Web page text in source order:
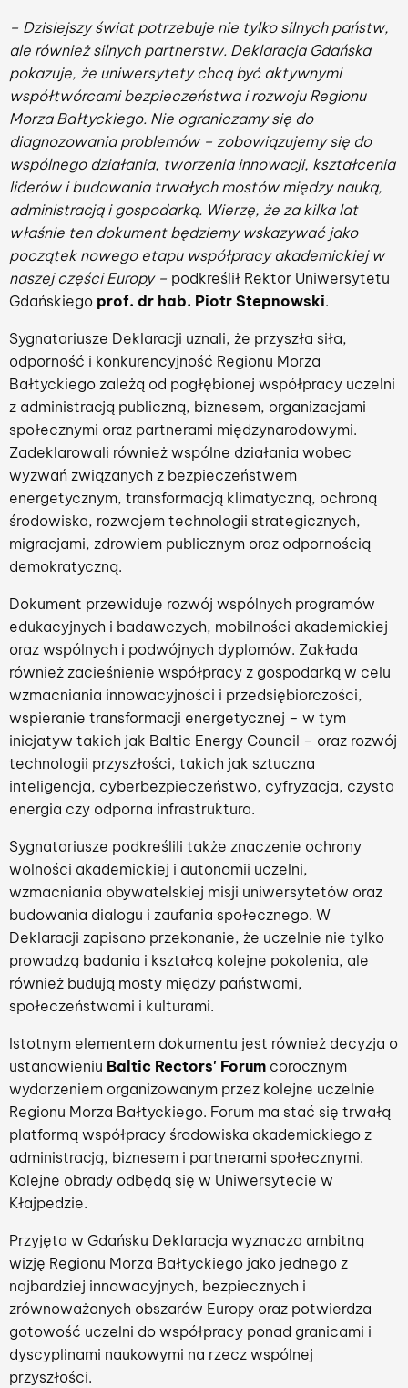
– Dzisiejszy świat potrzebuje nie tylko silnych państw,
ale również silnych partnerstw. Deklaracja Gdańska
pokazuje, że uniwersytety chcą być aktywnymi
współtwórcami bezpieczeństwa i rozwoju Regionu
Morza Bałtyckiego. Nie ograniczamy się do
diagnozowania problemów – zobowiązujemy się do
wspólnego działania, tworzenia innowacji, kształcenia
liderów i budowania trwałych mostów między nauką,
administracją i gospodarką. Wierzę, że za kilka lat
właśnie ten dokument będziemy wskazywać jako
początek nowego etapu współpracy akademickiej w
naszej części Europy – podkreślił Rektor Uniwersytetu
Gdańskiego prof. dr hab. Piotr Stepnowski.
Sygnatariusze Deklaracji uznali, że przyszła siła,
odporność i konkurencyjność Regionu Morza
Bałtyckiego zależą od pogłębionej współpracy uczelni
z administracją publiczną, biznesem, organizacjami
społecznymi oraz partnerami międzynarodowymi.
Zadeklarowali również wspólne działania wobec
wyzwań związanych z bezpieczeństwem
energetycznym, transformacją klimatyczną, ochroną
środowiska, rozwojem technologii strategicznych,
migracjami, zdrowiem publicznym oraz odpornością
demokratyczną.
Dokument przewiduje rozwój wspólnych programów
edukacyjnych i badawczych, mobilności akademickiej
oraz wspólnych i podwójnych dyplomów. Zakłada
również zacieśnienie współpracy z gospodarką w celu
wzmacniania innowacyjności i przedsiębiorczości,
wspieranie transformacji energetycznej – w tym
inicjatyw takich jak Baltic Energy Council – oraz rozwój
technologii przyszłości, takich jak sztuczna
inteligencja, cyberbezpieczeństwo, cyfryzacja, czysta
energia czy odporna infrastruktura.
Sygnatariusze podkreślili także znaczenie ochrony
wolności akademickiej i autonomii uczelni,
wzmacniania obywatelskiej misji uniwersytetów oraz
budowania dialogu i zaufania społecznego. W
Deklaracji zapisano przekonanie, że uczelnie nie tylko
prowadzą badania i kształcą kolejne pokolenia, ale
również budują mosty między państwami,
społeczeństwami i kulturami.
Istotnym elementem dokumentu jest również decyzja o
ustanowieniu Baltic Rectors' Forum corocznym
wydarzeniem organizowanym przez kolejne uczelnie
Regionu Morza Bałtyckiego. Forum ma stać się trwałą
platformą współpracy środowiska akademickiego z
administracją, biznesem i partnerami społecznymi.
Kolejne obrady odbędą się w Uniwersytecie w
Kłajpedzie.
Przyjęta w Gdańsku Deklaracja wyznacza ambitną
wizję Regionu Morza Bałtyckiego jako jednego z
najbardziej innowacyjnych, bezpiecznych i
zrównoważonych obszarów Europy oraz potwierdza
gotowość uczelni do współpracy ponad granicami i
dyscyplinami naukowymi na rzecz wspólnej
przyszłości.